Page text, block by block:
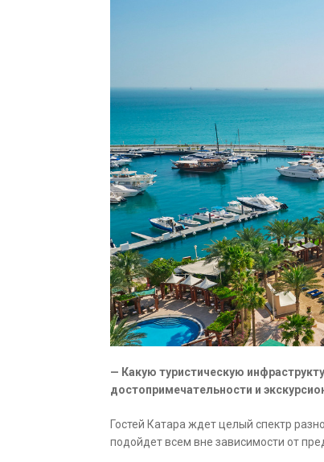
— Какую туристическую
достопримечательности и
Гостей Катара ждет целый спектр
подойдет всем вне зависимости от